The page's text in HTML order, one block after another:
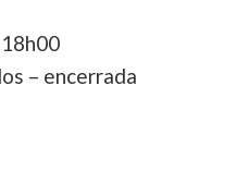
– encerrada